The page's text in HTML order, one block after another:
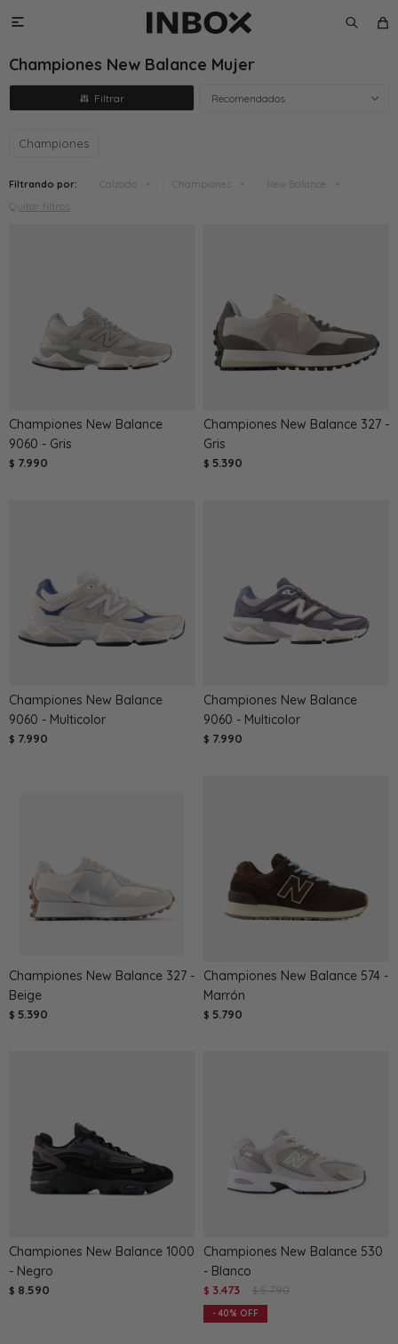

Championes New Balance Mujer
Recomendados
Championes
Filtrando por: Calzado Championes New Balance
Quitar filtros
Championes New Balance
9060 - Gris
$ 7.990
Championes New Balance 327 -
Gris
$ 5.390
Championes New Balance
9060 - Multicolor
$ 7.990
Championes New Balance
9060 - Multicolor
$ 7.990
Championes New Balance 327 -
Beige
$ 5.390
Championes New Balance 574 -
Marrón
$ 5.790
Championes New Balance 1000
- Negro
$ 8.590
Championes New Balance 530
- Blanco
$ 3.473 $ 5.790
40